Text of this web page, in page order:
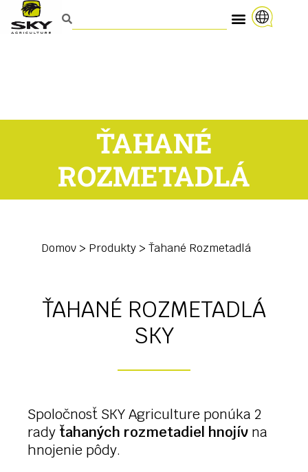
ŤAHANÉ
ROZMETADLÁ
Domov > Produkty > Ťahané Rozmetadlá
ŤAHANÉ ROZMETADLÁ
SKY
Spoločnosť SKY Agriculture ponúka 2
rady ťahaných rozmetadiel hnojív na
hnojenie pôdy.